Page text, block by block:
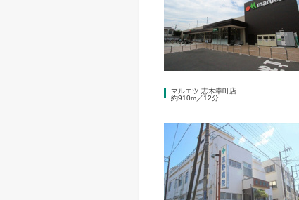
マルエツ 志木幸町店
約910m／12分